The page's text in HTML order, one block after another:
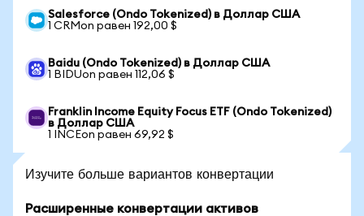
Salesforce (Ondo Tokenized) в Доллар США
1 CRMon равен 192,00 $
Baidu (Ondo Tokenized) в Доллар США
1 BIDUon равен 112,06 $
Franklin Income Equity Focus ETF (Ondo Tokenized)
в Доллар США
1 INCEon равен 69,92 $
Изучите больше вариантов конвертации
Расширенные конвертации активов